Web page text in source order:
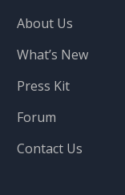
About Us
What’s New
Press Kit
Forum
Contact Us